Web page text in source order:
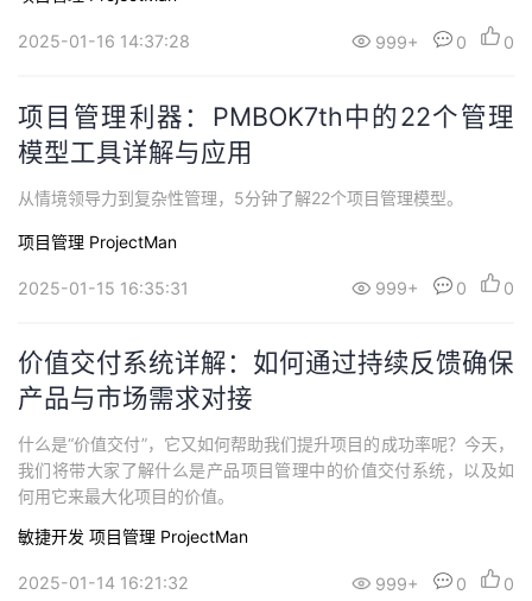
2025-01-16 14:37:28 999+ 0 0
项目管理利器：PMBOK7th中的22个管理
模型工具详解与应用
从情境领导力到复杂性管理，5分钟了解22个项目管理模型。
项目管理 ProjectMan
2025-01-15 16:35:31 999+ 0 0
价值交付系统详解：如何通过持续反馈确保
产品与市场需求对接
什么是“价值交付”，它又如何帮助我们提升项目的成功率呢？今天，
我们将带大家了解什么是产品项目管理中的价值交付系统，以及如
何用它来最大化项目的价值。
敏捷开发 项目管理 ProjectMan
2025-01-14 16:21:32 999+ 0 0